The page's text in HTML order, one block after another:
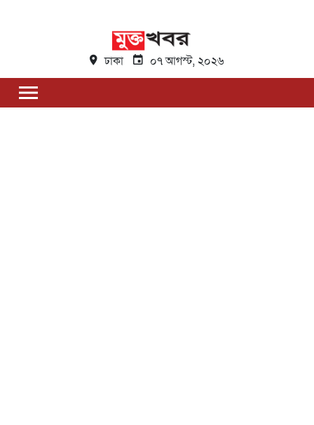
ঢাকা ০৭ আগস্ট, ২০২৬